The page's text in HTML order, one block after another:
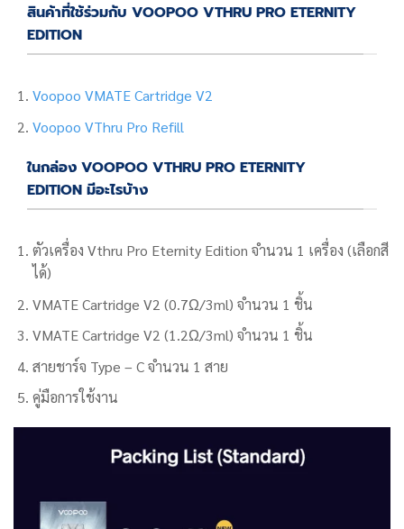
สินค้าที่ใช้ร่วมกับ VOOPOO VTHRU PRO ETERNITY
EDITION
Voopoo VMATE Cartridge V2
Voopoo VThru Pro Refill
ในกล่อง VOOPOO VTHRU PRO ETERNITY
EDITION มีอะไรบ้าง
ตัวเครื่อง Vthru Pro Eternity Edition จำนวน 1 เครื่อง (เลือกสี
ได้)
VMATE Cartridge V2 (0.7Ω/3ml) จำนวน 1 ชิ้น
VMATE Cartridge V2 (1.2Ω/3ml) จำนวน 1 ชิ้น
สายชาร์จ Type – C จำนวน 1 สาย
คู่มือการใช้งาน